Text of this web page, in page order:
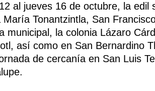
al jueves 16 de octubre, la edil
Tonantzintla, San
municipal, la colonia Lázaro
así como en San Bernardino
de cercanía en San Luis